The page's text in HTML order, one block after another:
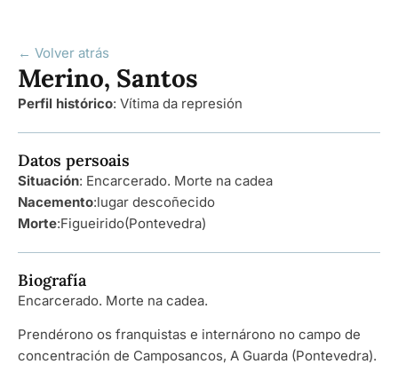
← Volver atrás
Merino, Santos
Perfil histórico: Vítima da represión
Datos persoais
Situación: Encarcerado. Morte na cadea
Nacemento:lugar descoñecido
Morte:Figueirido(Pontevedra)
Biografía
Encarcerado. Morte na cadea.
Prendérono os franquistas e internárono no campo de
concentración de Camposancos, A Guarda (Pontevedra).